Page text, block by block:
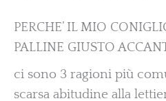
PERCHE’ IL MIO
PALLINE GIUSTO
ci sono 3 ragioni più
scarsa abitudine alla